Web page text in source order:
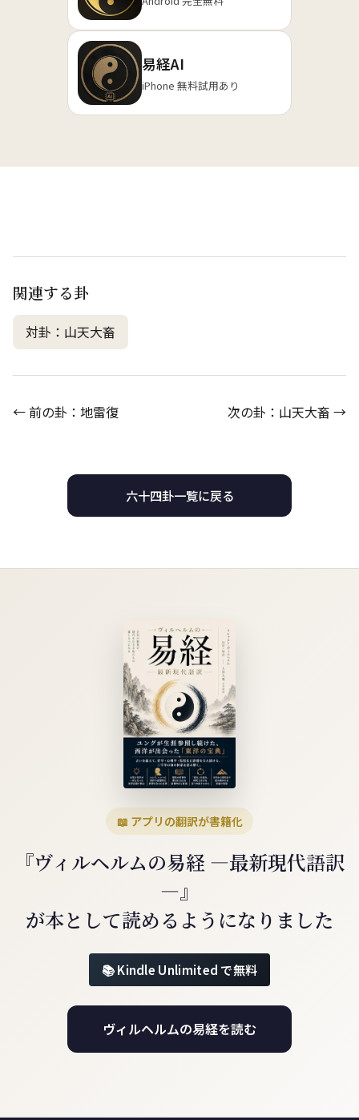
易経AI
iPhone 無料試用あり
関連する卦
対卦：山天大畜
← 前の卦：地雷復 次の卦：山天大畜 →
六十四卦一覧に戻る
📖 アプリの翻訳が書籍化
『ヴィルヘルムの易経 ―最新現代語訳
―』
が本として読めるようになりました
Kindle Unlimited で無料
ヴィルヘルムの易経を読む